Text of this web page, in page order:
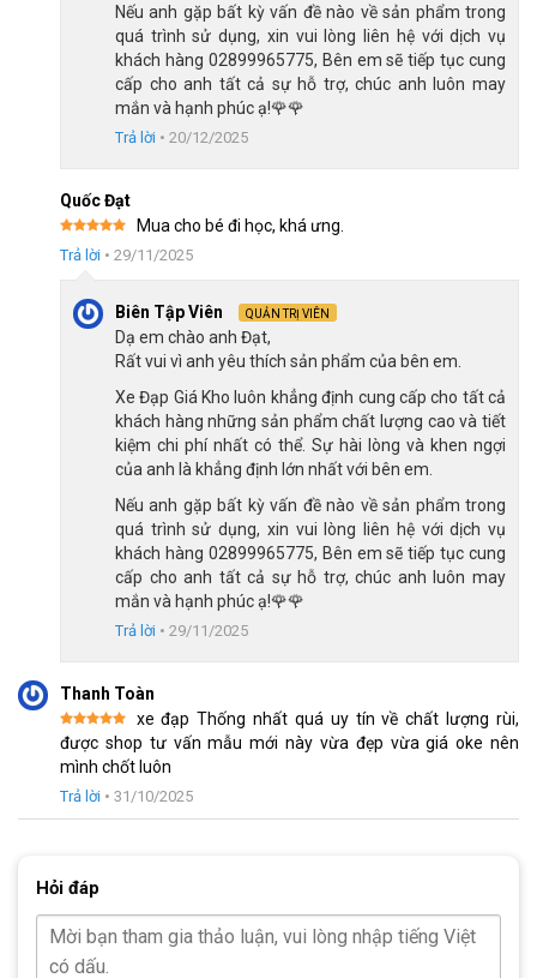
Trang bị bộ truyền động shimano tourney sang số nhẹ
Xem thêm: Xe đạp địa hình từ 3-5 triệu
Phanh đĩa cơ an toàn cho mọi hành trình
Thống Nhất SPD V5 được trang bị phanh đĩa cơ trước và sau,
cho khả năng hãm tốc tốt và ổn định trong nhiều điều kiện thời
tiết. Đây là trang bị đáng giá trong tầm giá dưới 5 triệu, giúp
dốc. Phanh đĩa cơ dễ bảo dưỡng, chi phí thay thế thấp, phù hợp
với người sử dụng phổ thông.
Nếu anh gặp bất kỳ vấn đề nào về sản phẩm trong
quá trình sử dụng, xin vui lòng liên hệ với dịch vụ
khách hàng 02899965775, Bên em sẽ tiếp tục cung
cấp cho anh tất cả sự hỗ trợ, chúc anh luôn may
mắn và hạnh phúc ạ!🌹🌹
Trả lời • 20/12/2025
Quốc Đạt
Được xếp
hạng5 5
Mua cho bé đi học, khá ưng.
Trả lời • 29/11/2025
Biên Tập Viên QUẢN TRỊ VIÊN
Dạ em chào anh Đạt,
Rất vui vì anh yêu thích sản phẩm của bên em.
Xe Đạp Giá Kho luôn khẳng định cung cấp cho tất cả
khách hàng những sản phẩm chất lượng cao và tiết
kiệm chi phí nhất có thể. Sự hài lòng và khen ngợi
của anh là khẳng định lớn nhất với bên em.
Nếu anh gặp bất kỳ vấn đề nào về sản phẩm trong
quá trình sử dụng, xin vui lòng liên hệ với dịch vụ
khách hàng 02899965775, Bên em sẽ tiếp tục cung
cấp cho anh tất cả sự hỗ trợ, chúc anh luôn may
mắn và hạnh phúc ạ!🌹🌹
Trả lời • 29/11/2025
Thanh Toàn
Được xếp
hạng5 5
sao
xe đạp Thống nhất quá uy tín về chất lượng rùi,
được shop tư vấn mẫu mới này vừa đẹp vừa giá oke nên
mình chốt luôn
Trả lời • 31/10/2025
Hỏi đáp